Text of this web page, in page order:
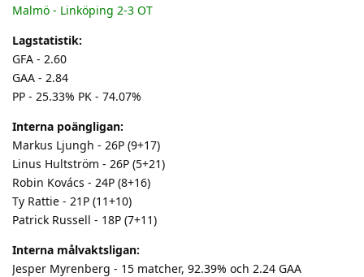
Malmö - Linköping 2-3 OT
Lagstatistik:
GFA - 2.60
GAA - 2.84
PP - 25.33% PK - 74.07%
Interna poängligan:
Markus Ljungh - 26P (9+17)
Linus Hultström - 26P (5+21)
Robin Kovács - 24P (8+16)
Ty Rattie - 21P (11+10)
Patrick Russell - 18P (7+11)
Interna målvaktsligan:
Jesper Myrenberg - 15 matcher, 92.39% och 2.24 GAA